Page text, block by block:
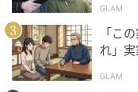
A4で5枚。銀行振込
弟のSNS投稿の日
めたスプレッドシー
GLAM
「こ
れ」
た一言
GLAM